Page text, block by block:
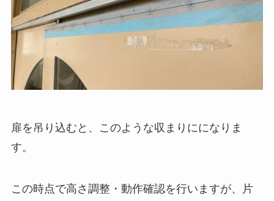
扉を吊り込むと、このような収まりにになりま
す。
この時点で高さ調整・動作確認を行いますが、片